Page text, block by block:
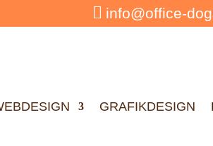
 info@office-
GRAFIKDESIGN